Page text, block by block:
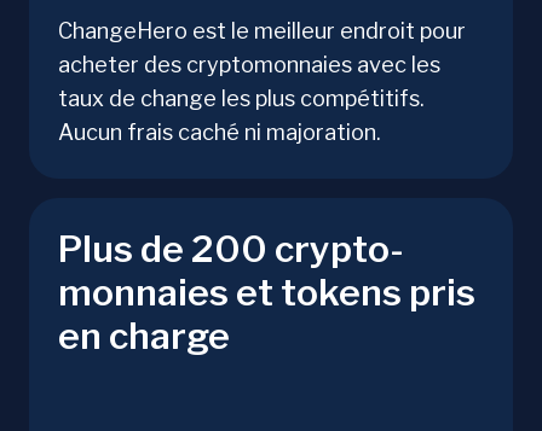
ChangeHero est le meilleur endroit pour
acheter des cryptomonnaies avec les
taux de change les plus compétitifs.
Aucun frais caché ni majoration.
Plus de 200 crypto-
monnaies et tokens pris
en charge